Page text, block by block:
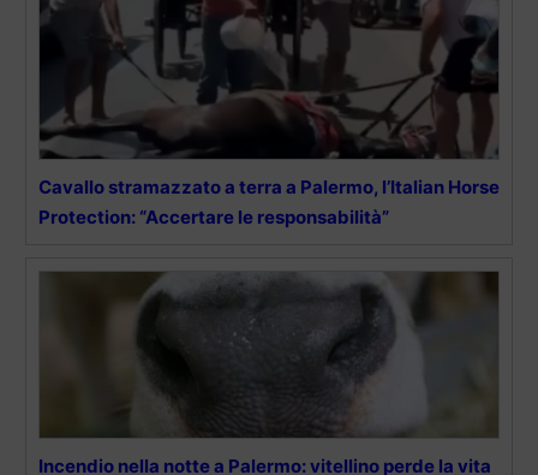
Cavallo stramazzato a terra a Palermo, l’Italian Horse
Protection: “Accertare le responsabilità”
Incendio nella notte a Palermo: vitellino perde la vita